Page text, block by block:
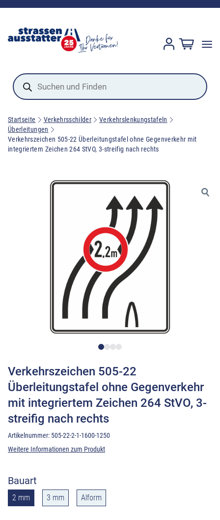
Products
search
Startseite Verkehrsschilder
Verkehrslenkungstafeln
Überleitungen
Verkehrszeichen 505-22 Überleitungstafel ohne Gegenverkehr mit
integriertem Zeichen 264 StVO, 3-streifig nach rechts
Verkehrszeichen 505-22
Überleitungstafel ohne Gegenverkehr
mit integriertem Zeichen 264 StVO, 3-
streifig nach rechts
Artikelnummer: 505-22-2-1-1600-1250
Weitere Informationen zum Produkt
Bauart
2 mm 3 mm Alform